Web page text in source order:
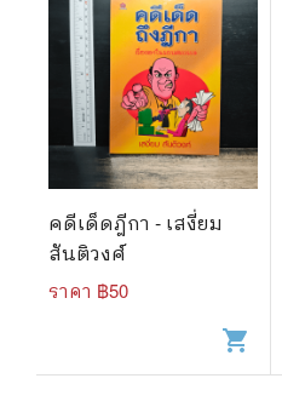
คดีเด็ดฎีกา - เสงี่ยม
สันติวงศ์
ราคา ฿50
shopping_cart